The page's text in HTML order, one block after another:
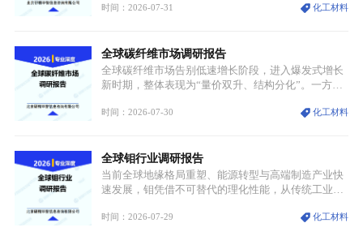
用价值难以被替代。依托理化优势，镍被全球主要经
型为新能源核心战略矿产，全球产业形成“印尼掌控
资源与产能、中国主导消费与技术、工艺向低碳湿法
迭代、再生镍加速补位”的全新格局。
时间：2026-07-31 化工材料
全球碳纤维市场调研报告
全球碳纤维市场告别低速增长阶段，进入爆发式增长
新时期，整体表现为“量价双升、结构分化”。一方面
持续扩张；另一方面产品、需求、应用场景呈现明显
体规模扩张，高附加值领域与规模化工业应用形成两
大独立增长体系。
时间：2026-07-30 化工材料
全球钼行业调研报告
当前全球地缘格局重塑、能源转型与高端制造产业快
速发展，钼凭借不可替代的理化性能，从传统工业金
需格局重构、价值体系重估的新阶段。钼是典型难熔
时间：2026-07-29 化工材料